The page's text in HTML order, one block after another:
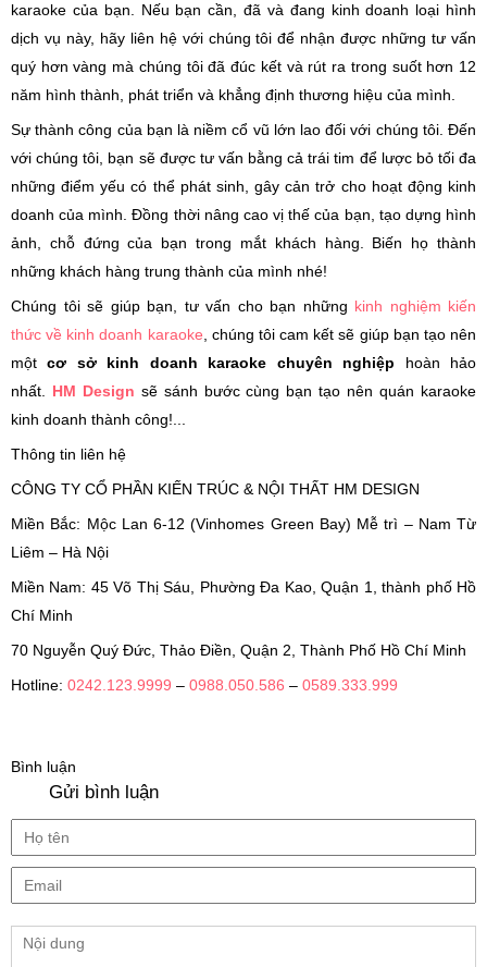
karaoke của bạn. Nếu bạn cần, đã và đang kinh doanh loại hình
dịch vụ này, hãy liên hệ với chúng tôi để nhận được những tư vấn
quý hơn vàng mà chúng tôi đã đúc kết và rút ra trong suốt hơn 12
năm hình thành, phát triển và khẳng định thương hiệu của mình.
Sự thành công của bạn là niềm cổ vũ lớn lao đối với chúng tôi. Đến
với chúng tôi, bạn sẽ được tư vấn bằng cả trái tim để lược bỏ tối đa
những điểm yếu có thể phát sinh, gây cản trở cho hoạt động kinh
doanh của mình. Đồng thời nâng cao vị thế của bạn, tạo dựng hình
ảnh, chỗ đứng của bạn trong mắt khách hàng. Biến họ thành
những khách hàng trung thành của mình nhé!
Chúng tôi sẽ giúp bạn, tư vấn cho bạn những kinh nghiệm kiến
thức về kinh doanh karaoke, chúng tôi cam kết sẽ giúp bạn tạo nên
mộtcơ sở kinh doanh karaoke chuyên nghiệp hoàn hảo
nhất. HM Design sẽ sánh bước cùng bạn tạo nên quán karaoke
kinh doanh thành công!...
Thông tin liên hệ
CÔNG TY CỔ PHẦN KIẾN TRÚC & NỘI THẤT HM DESIGN
Miền Bắc: Mộc Lan 6-12 (Vinhomes Green Bay) Mễ trì – Nam Từ
Liêm – Hà Nội
Miền Nam: 45 Võ Thị Sáu, Phường Đa Kao, Quận 1, thành phố Hồ
Chí Minh
70 Nguyễn Quý Đức, Thảo Điền, Quận 2, Thành Phố Hồ Chí Minh
Hotline: 0242.123.9999 – 0988.050.586 – 0589.333.999
Bình luận
Gửi bình luận